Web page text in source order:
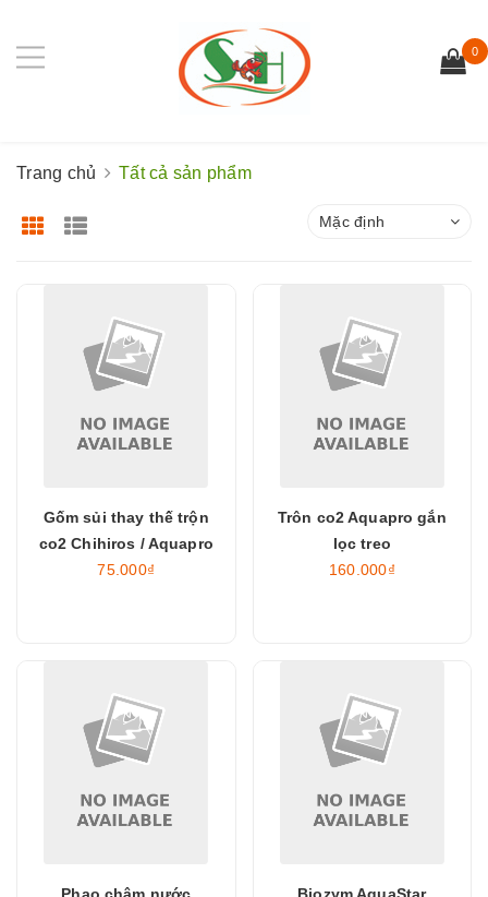
0
Trang chủ Tất cả sản phẩm
Mặc định
Gốm sủi thay thế trộn
co2 Chihiros / Aquapro
75.000₫
Trôn co2 Aquapro gắn
lọc treo
160.000₫